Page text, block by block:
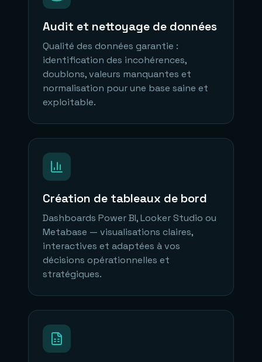
Audit et nettoyage de données
Qualité des données garantie :
identification des incohérences,
doublons, valeurs manquantes et
normalisation pour une base saine et
exploitable.
Création de tableaux de bord
Dashboards Power BI, Looker Studio ou
Metabase — visualisations claires,
interactives et adaptées à vos
décisions opérationnelles et
stratégiques.